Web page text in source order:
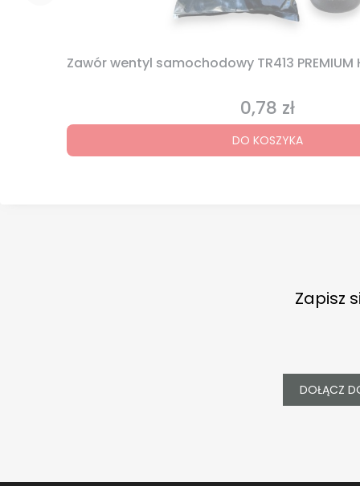
Zawór wentyl samochodowy TR413 PREMIUM
Cena
0,78 zł
DO KOSZYKA
Zapisz
DOŁĄCZ